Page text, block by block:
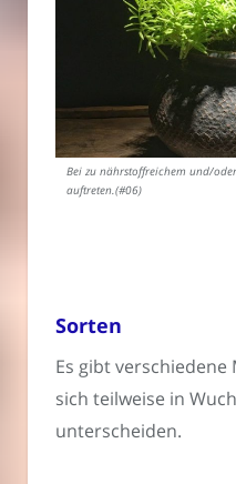
Bei zu nährstoffreichem und/
auftreten.(#06)
Sorten
Es gibt
sich teilweise in
unterscheiden.